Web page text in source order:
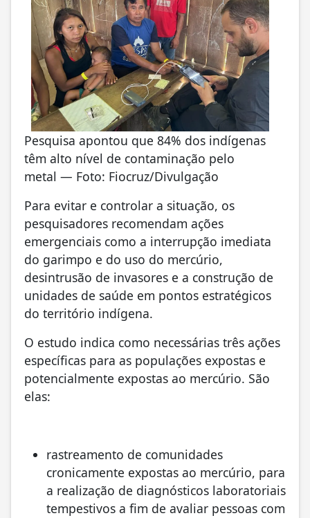
Pesquisa apontou que 84% dos indígenas
têm alto nível de contaminação pelo
metal — Foto: Fiocruz/Divulgação
Para evitar e controlar a situação, os
pesquisadores recomendam ações
emergenciais como a interrupção imediata
do garimpo e do uso do mercúrio,
desintrusão de invasores e a construção de
unidades de saúde em pontos estratégicos
do território indígena.
O estudo indica como necessárias três ações
específicas para as populações expostas e
potencialmente expostas ao mercúrio. São
elas:
rastreamento de comunidades
cronicamente expostas ao mercúrio, para
a realização de diagnósticos laboratoriais
tempestivos a fim de avaliar pessoas com